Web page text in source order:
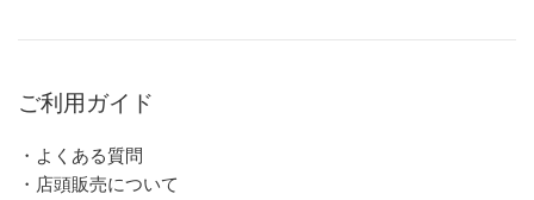
ご利用ガイド
・よくある質問
・店頭販売について